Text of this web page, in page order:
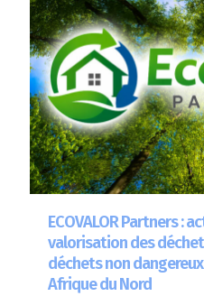
ECOVALOR Partners :
valorisation des
déchets non
Afrique du Nord